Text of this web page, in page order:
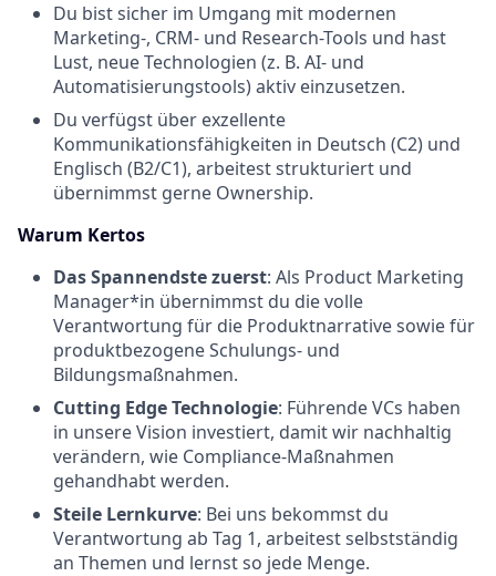
Du bist sicher im Umgang mit modernen
Marketing-, CRM- und Research-Tools und hast
Lust, neue Technologien (z. B. AI- und
Automatisierungstools) aktiv einzusetzen.
Du verfügst über exzellente
Kommunikationsfähigkeiten in Deutsch (C2) und
Englisch (B2/C1), arbeitest strukturiert und
übernimmst gerne Ownership.
Warum Kertos
Das Spannendste zuerst: Als Product Marketing
Manager*in übernimmst du die volle
Verantwortung für die Produktnarrative sowie für
produktbezogene Schulungs- und
Bildungsmaßnahmen.
Cutting Edge Technologie: Führende VCs haben
in unsere Vision investiert, damit wir nachhaltig
verändern, wie Compliance-Maßnahmen
gehandhabt werden.
Steile Lernkurve: Bei uns bekommst du
Verantwortung ab Tag 1, arbeitest selbstständig
an Themen und lernst so jede Menge.